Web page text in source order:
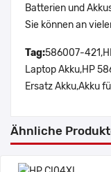
Batterien und
Sie können an
Tag:586007-
Laptop Akku,HP
Ersatz Akku,Akku
Ähnliche